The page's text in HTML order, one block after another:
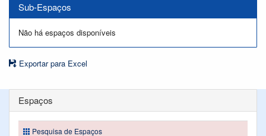
Sub-Espaços
Não há espaços disponíveis
Exportar para Excel
Espaços
Pesquisa de Espaços